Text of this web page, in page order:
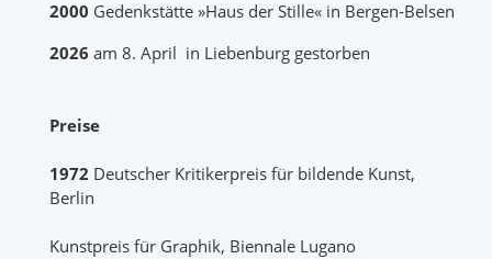
2000 Gedenkstätte »Haus der Stille« in Bergen-Belsen
2026 am 8. April in Liebenburg gestorben
Preise
1972 Deutscher Kritikerpreis für bildende Kunst,
Berlin
Kunstpreis für Graphik, Biennale Lugano